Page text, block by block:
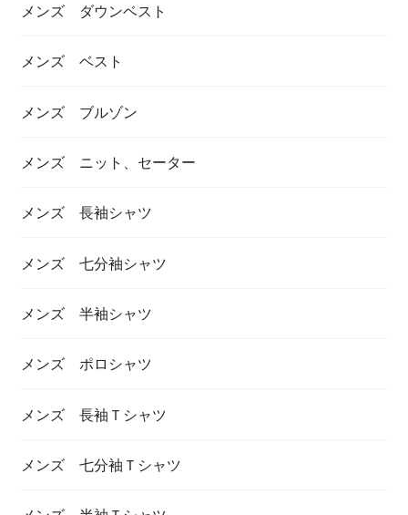
メンズ ダウンベスト
メンズ ベスト
メンズ ブルゾン
メンズ ニット、セーター
メンズ 長袖シャツ
メンズ 七分袖シャツ
メンズ 半袖シャツ
メンズ ポロシャツ
メンズ 長袖Ｔシャツ
メンズ 七分袖Ｔシャツ